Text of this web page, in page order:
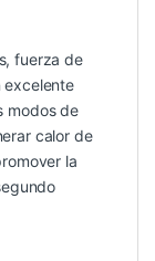
fuerza de
excelente
modos de
calor de
la